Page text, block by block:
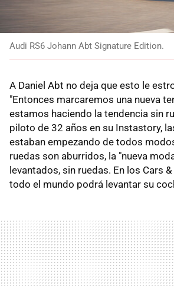
Audi RS6 Johann Abt Signature Edition.
A Daniel Abt no deja que esto le
"Entonces marcaremos una nueva
estamos haciendo la tendencia sin
piloto de 32 años en su Instastory,
estaban empezando de todos
ruedas son aburridos, la "nueva
levantados, sin ruedas. En los Cars
todo el mundo podrá levantar su